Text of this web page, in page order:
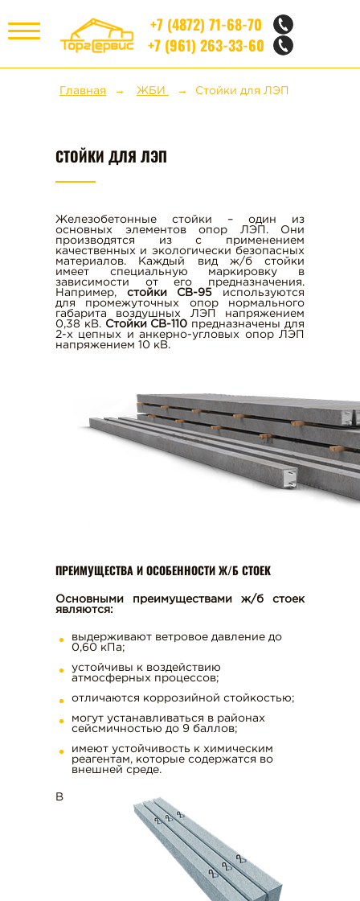
МЕНЮ
СТРОИТЕЛЬНЫЕ БЛОКИ
ЖЕЛЕЗОБЕТОННЫЕ ПЛИТЫ
ПЕРЕКРЫТИЯ
ВИБРОПРЕССОВАННЫЕ БЛОКИ
ФУНДАМЕНТНЫЕ БЛОКИ (ФБС)
ПЕСОК ДЛЯ ЗАПОЛНЕНИЯ ШВОВ
ДОРОЖНЫЕ ПЛИТЫ
ТАКТИЛЬНАЯ ПЛИТКА
СВАИ ЖЕЛЕЗОБЕТОННЫЕ
ЗАБИВНЫЕ
СТОЙКИ ДЛЯ ЛЭП
ТРОТУАРНЫЙ И ДОРОЖНЫЙ
БОРДЮР
БРУСЧАТКА
ШЛАКОБЛОКИ
БЕТОН НА ГРАНИТЕ
+7 (4872) 71-68-70
+7 (961) 263-33-60
Главная ЖБИ Стойки для ЛЭП
СТОЙКИ ДЛЯ ЛЭП
Железобетонные стойки – один из
основных элементов опор ЛЭП. Они
производятся из с применением
качественных и экологически безопасных
материалов. Каждый вид ж/б стойки
имеет специальную маркировку в
зависимости от его предназначения.
Например, стойки СВ-95 используются
для промежуточных опор нормального
габарита воздушных ЛЭП напряжением
0,38 кВ. Стойки СВ-110 предназначены для
2-х цепных и анкерно-угловых опор ЛЭП
напряжением 10 кВ.
ПРЕИМУЩЕСТВА И ОСОБЕННОСТИ Ж/Б СТОЕК
Основными преимуществами ж/б стоек
являются:
выдерживают ветровое давление до
0,60 кПа;
устойчивы к воздействию
атмосферных процессов;
отличаются коррозийной стойкостью;
могут устанавливаться в районах
сейсмичностью до 9 баллов;
имеют устойчивость к химическим
реагентам, которые содержатся во
внешней среде.
В